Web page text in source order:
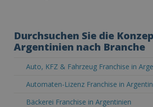
Durchsuchen Sie die
Argentinien nach Branche
Auto, KFZ & Fahrzeug Franchise in
Automaten-Lizenz Franchise in
Bäckerei Franchise in Argentinien